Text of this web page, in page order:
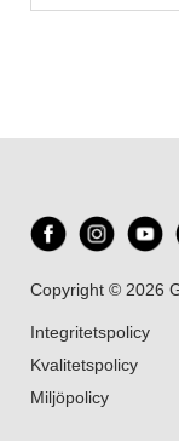
Copyright © 2026
Integritetspolicy
Kvalitetspolicy
Miljöpolicy